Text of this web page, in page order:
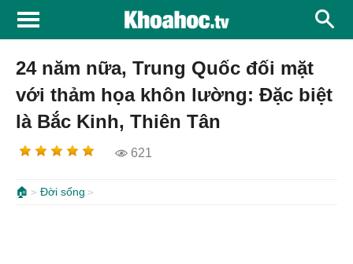
24 năm nữa, Trung Quốc đối mặt
với thảm họa khôn lường: Đặc biệt
là Bắc Kinh, Thiên Tân
621
🏠 Đời sống